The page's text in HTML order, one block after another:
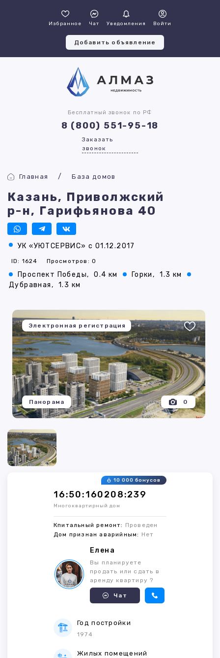
Избранное Чат Уведомления Войти
Добавить объявление
Бесплатный звонок по РФ
8 (800) 551-95-18
Заказать
звонок
Главная База домов
Казань, Приволжский
р-н, Гарифьянова 40
УК «УЮТСЕРВИС» с 01.12.2017
ID: 1624 Просмотров: 0
Проспект Победы, 0.4 км Горки,
1.3 км
Дубравная,
1.3 км
Электронная регистрация
0
Панорама
16:50:160208:239
10 000 бонусов
Многоквартирный дом
Кпитальный ремонт: Проведен
Дом признан аварийным: Нет
Елена
Вы планируете
продать или сдать в
аренду квартиру ?
Чат
Год постройки
1974
Жилых помещений